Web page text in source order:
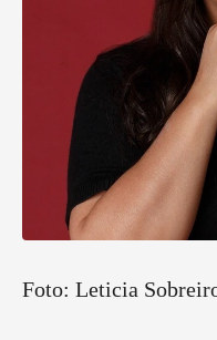
Foto: Leticia